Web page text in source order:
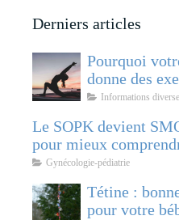
Derniers articles
Pourquoi
donne des
Informations
Le SOPK devient
pour mieux
cette pathologie
Gynécologie-pédiatrie
Tétine :
pour votre